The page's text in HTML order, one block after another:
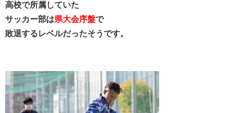
高校で所属していた
サッカー部は県大会序盤で
敗退するレベルだったそうです。